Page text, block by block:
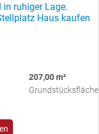
in ruhiger Lage.
Haus kaufen
207,00 m²
Grundstücksfläche